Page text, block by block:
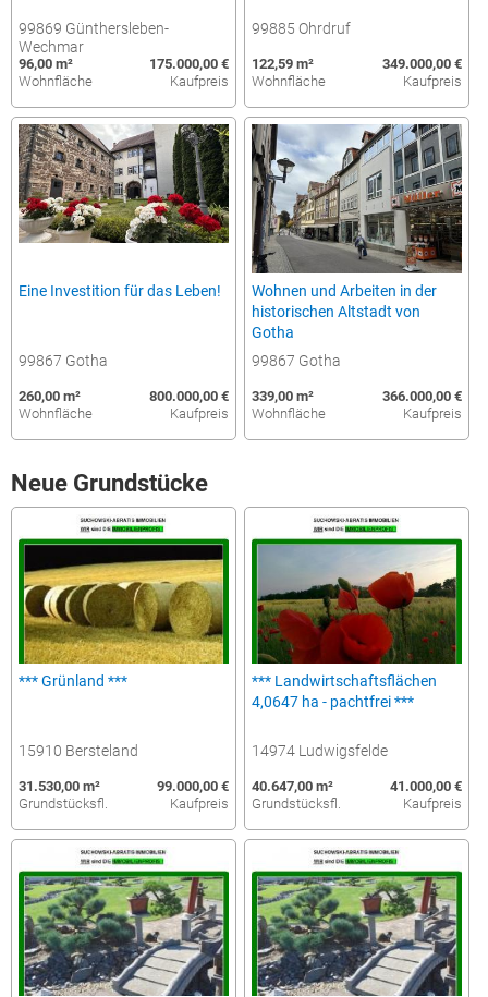
99869 Günthersleben-
Wechmar
96,00 m²
Wohnfläche
175.000,00 €
Kaufpreis
99885 Ohrdruf
122,59 m²
Wohnfläche
349.000,00 €
Kaufpreis
Eine Investition für das Leben!
99867 Gotha
260,00 m²
Wohnfläche
800.000,00 €
Kaufpreis
Wohnen und Arbeiten in der
historischen Altstadt von
Gotha
99867 Gotha
339,00 m²
Wohnfläche
366.000,00 €
Kaufpreis
Neue Grundstücke
*** Grünland ***
15910 Bersteland
31.530,00 m²
Grundstücksfl.
99.000,00 €
Kaufpreis
*** Landwirtschaftsflächen
4,0647 ha - pachtfrei ***
14974 Ludwigsfelde
40.647,00 m²
Grundstücksfl.
41.000,00 €
Kaufpreis